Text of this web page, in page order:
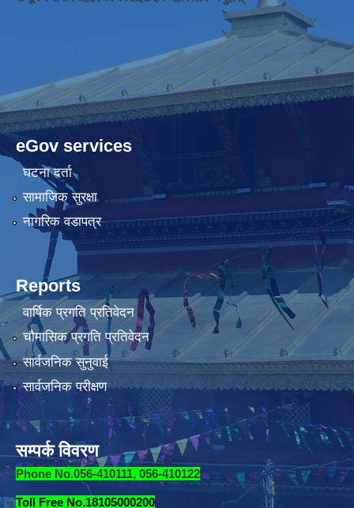
eGov services
घटना दर्ता
सामाजिक सुरक्षा
नागरिक वडापत्र
Reports
वार्षिक प्रगति प्रतिवेदन
चौमासिक प्रगति प्रतिवेदन
सार्वजनिक सुनुवाई
सार्वजनिक परीक्षण
सम्पर्क विवरण
Phone No.056-410111, 056-410122
Toll Free No.18105000200